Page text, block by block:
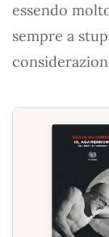
essendo
sempre a